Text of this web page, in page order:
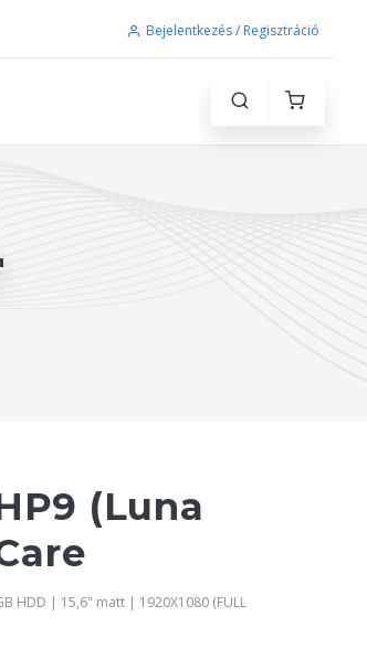
Bejelentkezés / Regisztráció
(Luna
HDD | 15,6" matt | 1920X1080 (FULL